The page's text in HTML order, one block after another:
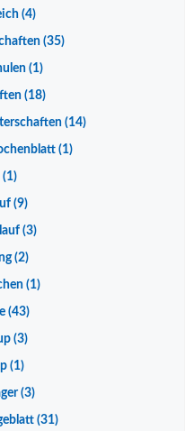
(4)
(35)
(1)
(18)
(14)
(1)
(1)
(9)
(3)
(2)
(1)
(43)
(3)
(1)
(3)
(31)